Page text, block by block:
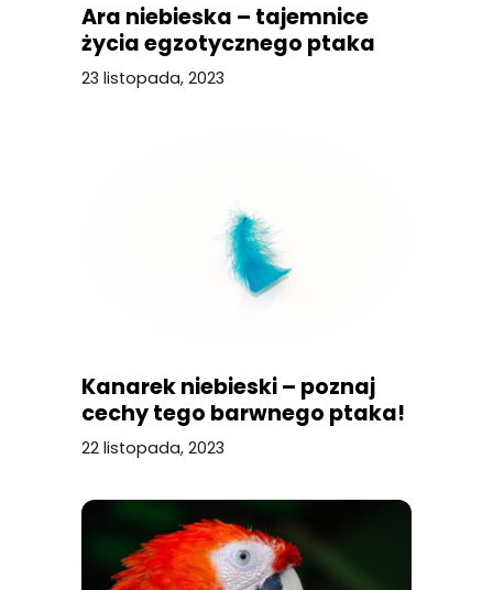
Ara niebieska – tajemnice
życia egzotycznego ptaka
23 listopada, 2023
Kanarek niebieski – poznaj
cechy tego barwnego ptaka!
22 listopada, 2023